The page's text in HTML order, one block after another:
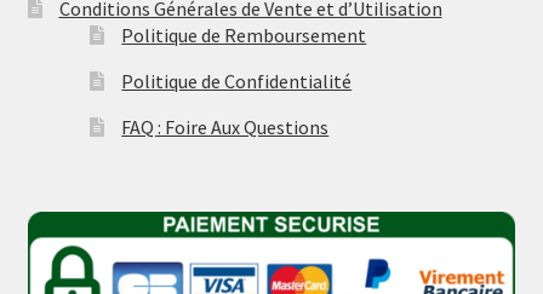
Conditions Générales de Vente et d’Utilisation
Politique de Remboursement
Politique de Confidentialité
FAQ : Foire Aux Questions